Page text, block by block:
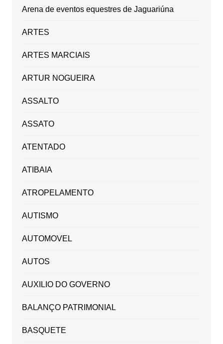
Arena de eventos equestres de Jaguariúna
ARTES
ARTES MARCIAIS
ARTUR NOGUEIRA
ASSALTO
ASSATO
ATENTADO
ATIBAIA
ATROPELAMENTO
AUTISMO
AUTOMOVEL
AUTOS
AUXILIO DO GOVERNO
BALANÇO PATRIMONIAL
BASQUETE